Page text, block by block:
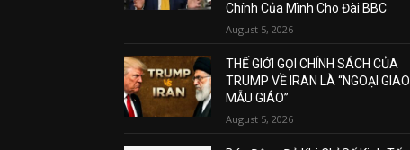
Chính Của Mình Cho Đài BBC
August 5, 2026
THẾ GIỚI GỌI CHÍNH SÁCH CỦA
TRUMP VỀ IRAN LÀ “NGOẠI GIAO
MẪU GIÁO”
August 5, 2026